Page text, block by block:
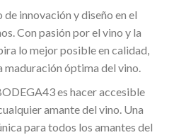
de innovación y diseño en el
Con pasión por el vino y la
lo mejor posible en calidad,
maduración óptima del vino.
es hacer accesible
amante del vino. Una
para todos los amantes del